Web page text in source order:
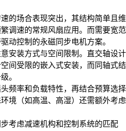
的场合表现突出，其结构简单且维
调速的常规风扇应用。而需要宽范
动控制的永磁同步电机方案。
安装方式与空间限制。直交轴设计
间受限的嵌入式安装，而同轴式结
。
频率和负载特性，再结合预算选择
境（如高温、高湿）还需额外考虑
考虑减速机构和控制系统的匹配